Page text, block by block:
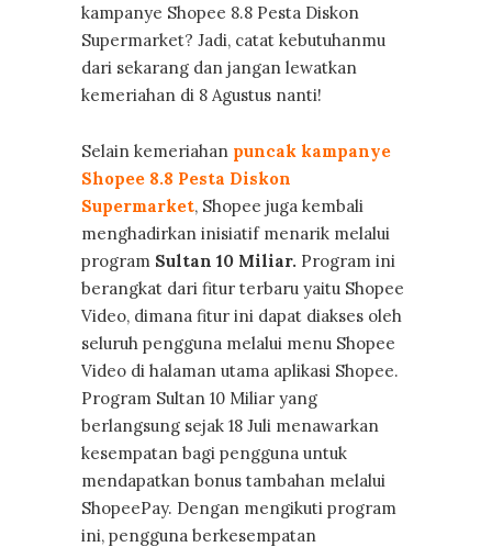
kampanye Shopee 8.8 Pesta Diskon
Supermarket? Jadi, catat kebutuhanmu
dari sekarang dan jangan lewatkan
kemeriahan di 8 Agustus nanti!
Selain kemeriahan puncak kampanye
Shopee 8.8 Pesta Diskon
Supermarket, Shopee juga kembali
menghadirkan inisiatif menarik melalui
program Sultan 10 Miliar. Program ini
berangkat dari fitur terbaru yaitu Shopee
Video, dimana fitur ini dapat diakses oleh
seluruh pengguna melalui menu Shopee
Video di halaman utama aplikasi Shopee.
Program Sultan 10 Miliar yang
berlangsung sejak 18 Juli menawarkan
kesempatan bagi pengguna untuk
mendapatkan bonus tambahan melalui
ShopeePay. Dengan mengikuti program
ini, pengguna berkesempatan